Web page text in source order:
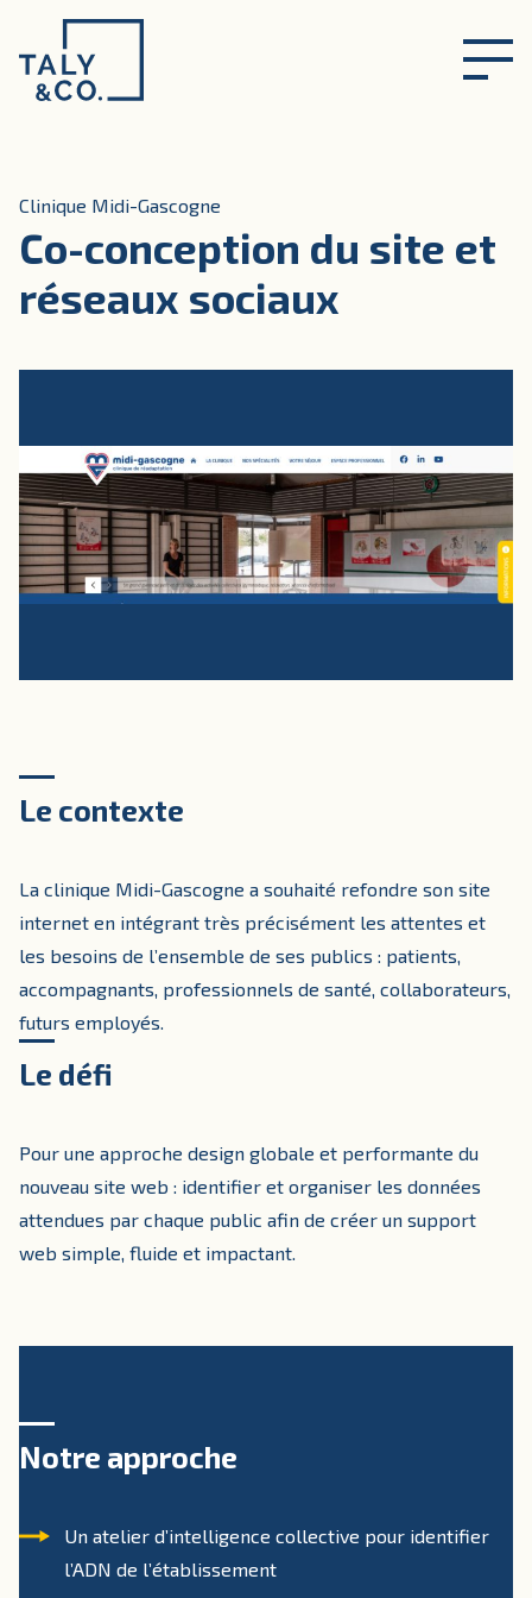
content
Clinique Midi-Gascogne
Co-conception du site et
réseaux sociaux
Le contexte
La clinique Midi-Gascogne a souhaité refondre son site
internet en intégrant très précisément les attentes et
les besoins de l’ensemble de ses publics : patients,
accompagnants, professionnels de santé, collaborateurs,
futurs employés.
Le défi
Pour une approche design globale et performante du
nouveau site web : identifier et organiser les données
attendues par chaque public afin de créer un support
web simple, fluide et impactant.
Notre approche
Un atelier d’intelligence collective pour identifier
l’ADN de l’établissement